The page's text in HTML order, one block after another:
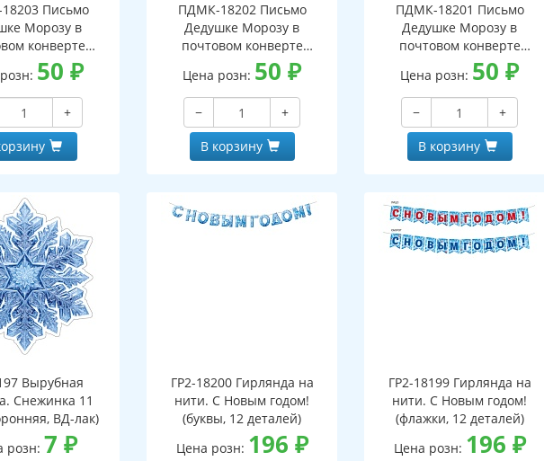
Письмо
Морозу в
конверте
письмо с текстом
на обороте,
фигурка)
50₽
+
ПДМК-18202 Письмо
Дедушке Морозу в
почтовом конверте
(конверт, письмо с текстом
и раскраской на обороте,
вырубная фигурка)
Цена розн: 50₽
−
+
В корзину
ПДМК-18201 Письмо
Дедушке Морозу в
почтовом конверте
(конверт, письмо с текстом
и раскраской на обороте,
вырубная фигурка)
Цена розн: 50₽
−
+
В корзину
Вырубная
Снежинка 11
ВД-лак)
розн: 7 ₽
ГР2-18200 Гирлянда на
нити. С Новым годом!
(буквы, 12 деталей)
Цена розн: 196 ₽
ГР2-18199 Гирлянда на
нити. С Новым годом!
(флажки, 12 деталей)
Цена розн: 196 ₽